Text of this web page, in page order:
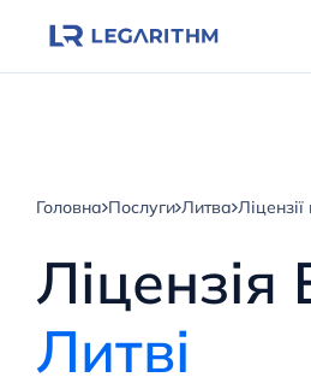
Головна Послуги Литва Ліцензії
Ліцензія
Литві